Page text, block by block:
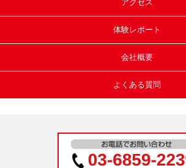
アクセス
体験レポート
会社概要
よくある質問